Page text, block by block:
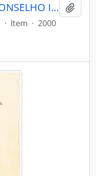
MENSAGEIRO - BELÉM CONSELHO INDIGENISTA MISSIONÁRIO - 2000 - Nº125
· Item · 2000